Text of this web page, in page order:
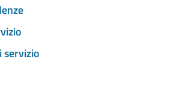
servizio